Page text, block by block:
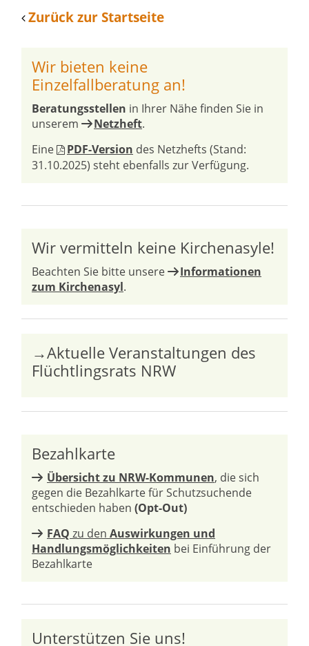
Zurück zur Startseite
Wir bieten keine
Einzelfallberatung an!
Beratungsstellen in Ihrer Nähe finden Sie in
unserem
Netzheft.
Eine
PDF-Version des Netzhefts (Stand:
31.10.2025) steht ebenfalls zur Verfügung.
Wir vermitteln keine Kirchenasyle!
Beachten Sie bitte unsere
Informationen
zum Kirchenasyl.
→Aktuelle Veranstaltungen des
Flüchtlingsrats NRW
Bezahlkarte
Übersicht zu NRW-Kommunen, die sich
gegen die Bezahlkarte für Schutzsuchende
entschieden haben (Opt-Out)
FAQ zu den Auswirkungen und
Handlungsmöglichkeiten bei Einführung der
Bezahlkarte
Unterstützen Sie uns!